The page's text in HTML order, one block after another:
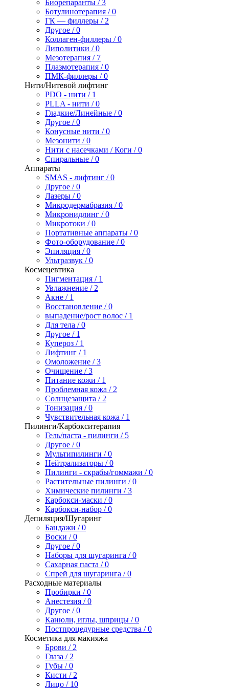
Биорепаранты / 3
Ботулинотерапия / 0
ГК — филлеры / 2
Другое / 0
Коллаген-филлеры / 0
Липолитики / 0
Мезотерапия / 7
Плазмотерапия / 0
ПМК-филлеры / 0
Нити/Нитевой лифтинг
PDO - нити / 1
PLLA - нити / 0
Гладкие/Линейные / 0
Другое / 0
Конусные нити / 0
Мезонити / 0
Нити с насечками / Коги / 0
Спиральные / 0
Аппараты
SMAS - лифтинг / 0
Другое / 0
Лазеры / 0
Микродермабразия / 0
Микронидлинг / 0
Микротоки / 0
Портативные аппараты / 0
Фото-оборудование / 0
Эпиляция / 0
Ультразвук / 0
Космецевтика
Пигментация / 1
Увлажнение / 2
Акне / 1
Восстановление / 0
выпадение/рост волос / 1
Для тела / 0
Другое / 1
Купероз / 1
Лифтинг / 1
Омоложение / 3
Очищение / 3
Питание кожи / 1
Проблемная кожа / 2
Солнцезащита / 2
Тонизация / 0
Чувствительная кожа / 1
Пилинги/Карбокситерапия
Гель/паста - пилинги / 5
Другое / 0
Мультипилинги / 0
Нейтрализаторы / 0
Пилинги - скрабы/гоммажи / 0
Растительные пилинги / 0
Химические пилинги / 3
Карбокси-маски / 0
Карбокси-набор / 0
Депиляция/Шугаринг
Бандажи / 0
Воски / 0
Другое / 0
Наборы для шугаринга / 0
Сахарная паста / 0
Спрей для шугаринга / 0
Расходные материалы
Пробирки / 0
Анестезия / 0
Другое / 0
Канюли, иглы, шприцы / 0
Постпроцедурные средства / 0
Косметика для макияжа
Брови / 2
Глаза / 2
Губы / 0
Кисти / 2
Лицо / 10